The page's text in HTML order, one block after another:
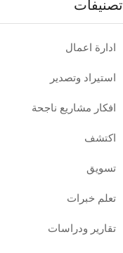
تصنيفات
ادارة اعمال
استيراد وتصدير
افكار مشاريع ناجحة
اكتشف
تسويق
تعلم خبرات
تقارير ودراسات